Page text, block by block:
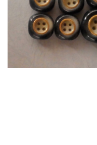
Ricordami
Accessori merceria (94)
Cesti portalavoro (8)
Aghi e spilli (24)
Applicazioni (26)
Bottoni Vintage (204)